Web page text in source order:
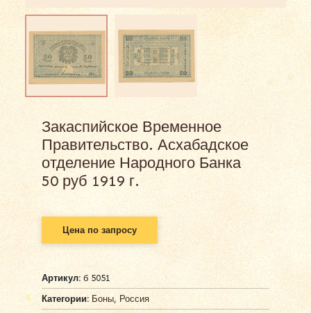
Закаспийское Временное
Правительство. Асхабадское
отделение Народного Банка
50 руб 1919 г.
Цена по запросу
Артикул:б 5051
Категории: Боны,Россия